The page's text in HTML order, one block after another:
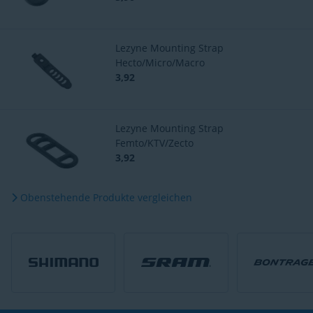
Lezyne Mounting Strap
Hecto/Micro/Macro
3,92
Lezyne Mounting Strap
Femto/KTV/Zecto
3,92
Obenstehende Produkte vergleichen